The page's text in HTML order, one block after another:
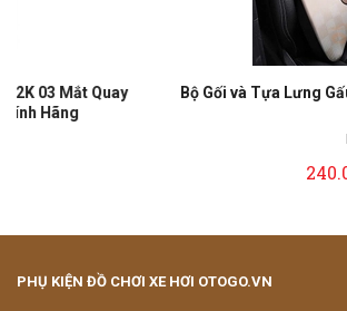
Bộ Gối và Tựa Lưng Gấu Bear Bằng Cao
410.000₫
PHỤ KIỆN ĐỒ CHƠI XE HƠI OTOGO.VN